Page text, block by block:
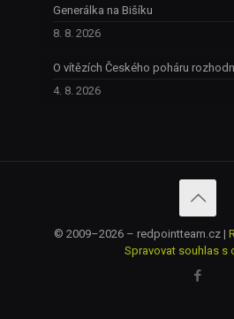
Generálka na Bišíku
8. 8. 2026
O vítězích Českého poháru
4. 8. 2026
© 2009–2026 – redpointteam.cz |
Spravovat souhlas s